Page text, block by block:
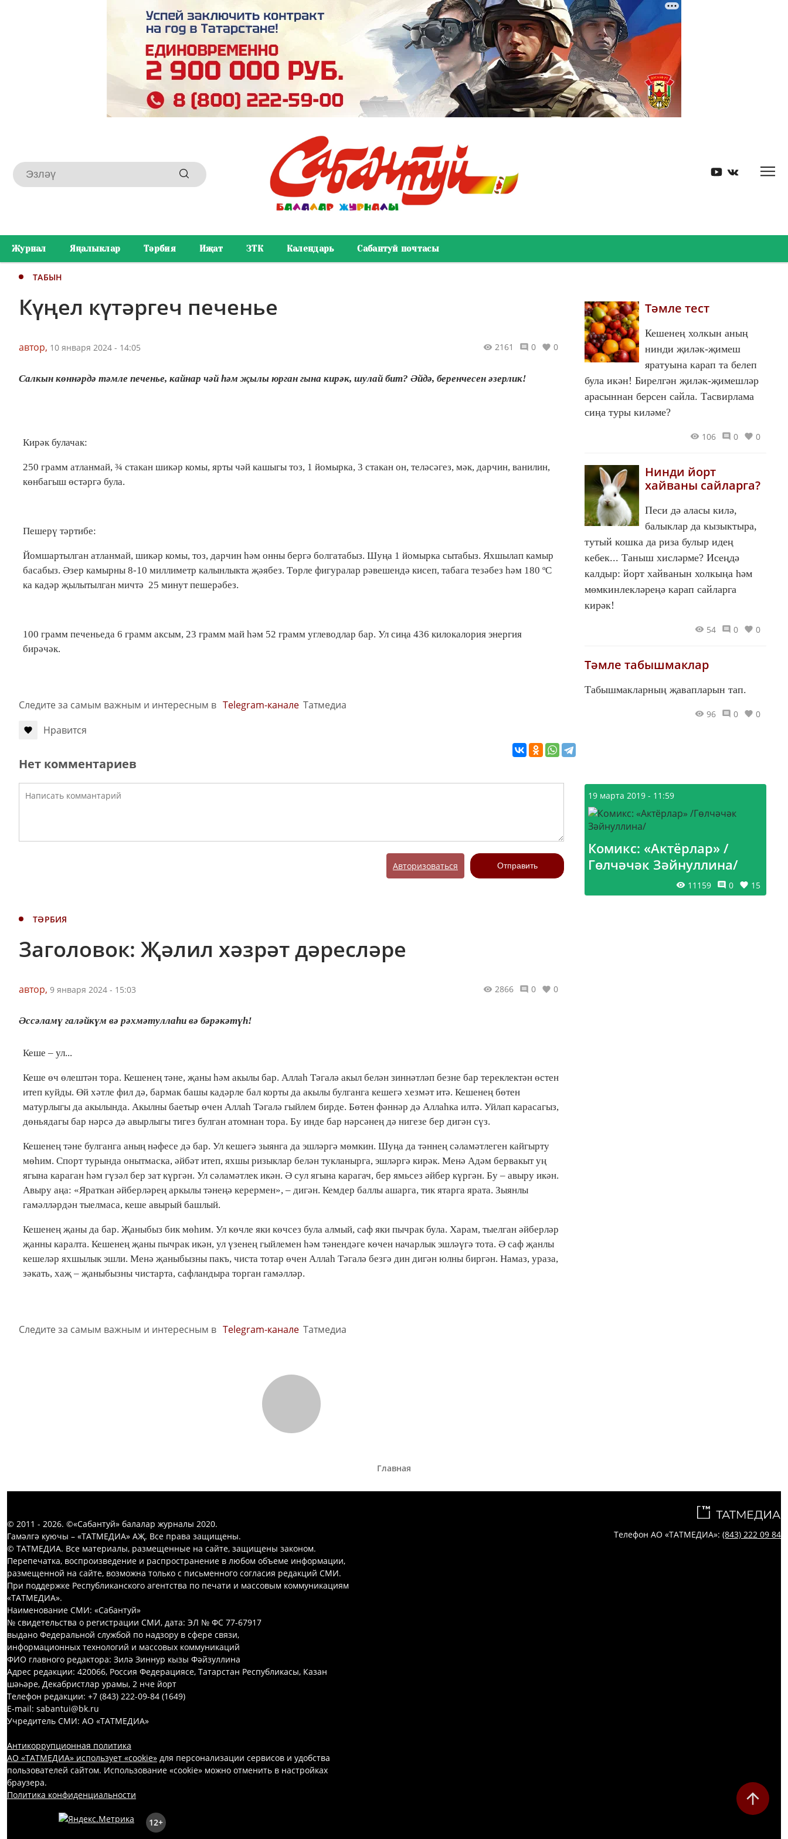
Журнал Яңалыклар Тәрбия Иҗат ЗТК Календарь Сабантуй почтасы
ТАБЫН
Күңел күтәргеч печенье
автор, 10 января 2024 - 14:05 2161 0 0
Салкын көннәрдә тәмле печенье, кайнар чәй һәм җылы юрган гына кирәк, шулай бит? Әйдә, беренчесен әзерлик!
Кирәк булачак:
250 грамм атланмай, ¾ стакан шикәр комы, ярты чәй кашыгы тоз, 1 йомырка, 3 стакан он, теләсәгез, мәк, дарчин, ванилин,
көнбагыш өстәргә була.
Пешерү тәртибе:
Йомшартылган атланмай, шикәр комы, тоз, дарчин һәм онны бергә болгатабыз. Шуңа 1 йомырка сытабыз. Яхшылап камыр
басабыз. Әзер камырны 8-10 миллиметр калынлыкта җәябез. Төрле фигуралар рәвешендә кисеп, табага тезәбез һәм 180 ºС
ка кадәр җылытылган мичтә 25 минут пешерәбез.
100 грамм печеньеда 6 грамм аксым, 23 грамм май һәм 52 грамм углеводлар бар. Ул сиңа 436 килокалория энергия
бирәчәк.
Следите за самым важным и интересным в Telegram-канале Татмедиа
Нравится
Нет комментариев
Авторизоваться Отправить
ТӘРБИЯ
Заголовок: Җәлил хәзрәт дәресләре
автор, 9 января 2024 - 15:03 2866 0 0
Әссәламү галәйкүм вә рәхмәтуллаһи вә бәрәкәтүһ!
Кеше – ул...
Кеше өч өлештән тора. Кешенең тәне, җаны һәм акылы бар. Аллаһ Тәгалә акыл белән зиннәтләп безне бар тереклектән өстен
итеп куйды. Өй хәтле фил дә, бармак башы кадәрле бал корты да акылы булганга кешегә хезмәт итә. Кешенең бөтен
матурлыгы да акылында. Акылны баетыр өчен Аллаһ Тәгалә гыйлем бирде. Бөтен фәннәр дә Аллаһка илтә. Уйлап карасагыз,
дөньядагы бар нәрсә дә авырлыгы тигез булган атомнан тора. Бу инде бар нәрсәнең дә нигезе бер дигән сүз.
Кешенең тәне булганга аның нәфесе дә бар. Ул кешегә зыянга да эшләргә мөмкин. Шуңа да тәннең сәламәтлеген кайгырту
мөһим. Спорт турында онытмаска, әйбәт итеп, яхшы ризыклар белән тукланырга, эшләргә кирәк. Менә Адәм бервакыт уң
ягына караган һәм гүзәл бер зат күргән. Ул сәламәтлек икән. Ә сул ягына карагач, бер ямьсез әйбер күргән. Бу – авыру икән.
Авыру аңа: «Яраткан әйберләрең аркылы тәнеңә керермен», – дигән. Кемдер баллы ашарга, тик ятарга ярата. Зыянлы
гамәлләрдән тыелмаса, кеше авырый башлый.
Кешенең җаны да бар. Җаныбыз бик мөһим. Ул көчле яки көчсез була алмый, саф яки пычрак була. Харам, тыелган әйберләр
җанны каралта. Кешенең җаны пычрак икән, ул үзенең гыйлемен һәм тәнендәге көчен начарлык эшләүгә тота. Ә саф җанлы
кешеләр яхшылык эшли. Менә җаныбызны пакъ, чиста тотар өчен Аллаһ Тәгалә безгә дин дигән юлны биргән. Намаз, ураза,
зәкать, хаҗ – җаныбызны чистарта, сафландыра торган гамәлләр.
Следите за самым важным и интересным в Telegram-канале Татмедиа
Тәмле тест
Кешенең холкын аның
нинди җиләк-җимеш
яратуына карап та белеп
була икән! Бирелгән җиләк-җимешләр
арасыннан берсен сайла. Тасвирлама
сиңа туры киләме?
106 0 0
Нинди йорт
хайваны сайларга?
Песи дә аласы килә,
балыклар да кызыктыра,
тутый кошка да риза булыр идең
кебек... Таныш хисләрме? Исеңдә
калдыр: йорт хайванын холкыңа һәм
мөмкинлекләреңә карап сайларга
кирәк!
54 0 0
Тәмле табышмаклар
Табышмакларның җавапларын тап.
96 0 0
19 марта 2019 - 11:59
Комикс: «Актёрлар» /
Гөлчәчәк Зәйнуллина/
11159 0 15
Главная
© 2011 - 2026. ©«Сабантуй» балалар журналы 2020.
Гамәлгә куючы – «ТАТМЕДИА» АҖ. Все права защищены.
© ТАТМЕДИА. Все материалы, размещенные на сайте, защищены законом.
Перепечатка, воспроизведение и распространение в любом объеме информации,
размещенной на сайте, возможна только с письменного согласия редакций СМИ.
При поддержке Республиканского агентства по печати и массовым коммуникациям
«ТАТМЕДИА».
Наименование СМИ: «Сабантуй»
№ свидетельства о регистрации СМИ, дата: ЭЛ № ФС 77-67917
выдано Федеральной службой по надзору в сфере связи,
информационных технологий и массовых коммуникаций
ФИО главного редактора: Зилә Зиннур кызы Фәйзуллина
Адрес редакции: 420066, Россия Федерациясе, Татарстан Республикасы, Казан
шәһәре, Декабристлар урамы, 2 нче йорт
Телефон редакции: +7 (843) 222-09-84 (1649)
E-mail: sabantui@bk.ru
Учредитель СМИ: АО «ТАТМЕДИА»
Антикоррупционная политика
АО «ТАТМЕДИА» использует «cookie» для персонализации сервисов и удобства
пользователей сайтом. Использование «cookie» можно отменить в настройках
браузера.
Политика конфиденциальности
12+
Телефон АО «ТАТМЕДИА»: (843) 222 09 84